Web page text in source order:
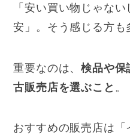
「安い買い物じゃな
安」。そう感じる方も
重要なのは、検品や保
古販売店を選ぶこと 。
おすすめの販売店は「